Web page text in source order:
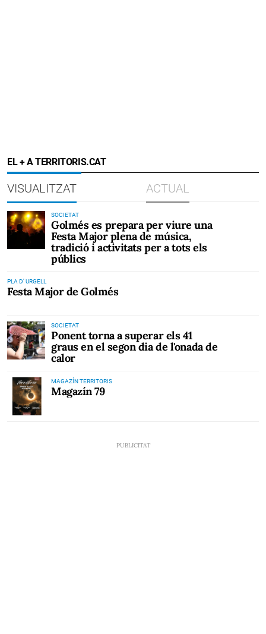
EL + A TERRITORIS.CAT
VISUALITZAT ACTUAL
SOCIETAT
Golmés es prepara per viure una
Festa Major plena de música,
tradició i activitats per a tots els
públics
PLA D' URGELL
Festa Major de Golmés
SOCIETAT
Ponent torna a superar els 41
graus en el segon dia de l'onada de
calor
MAGAZÍN TERRITORIS
Magazín 79